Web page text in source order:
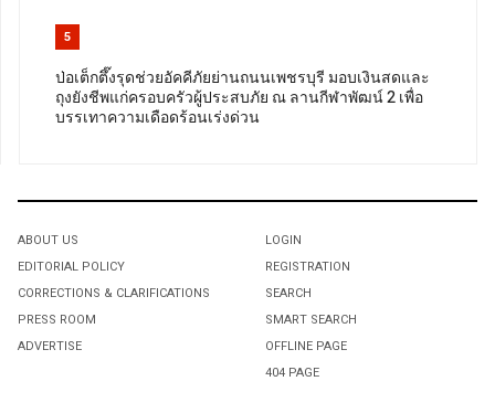
5
ป่อเต็กตึ๊งรุดช่วยอัคคีภัยย่านถนนเพชรบุรี มอบเงินสดและ
ถุงยังชีพแก่ครอบครัวผู้ประสบภัย ณ ลานกีฬาพัฒน์ 2 เพื่อ
บรรเทาความเดือดร้อนเร่งด่วน
ABOUT US
EDITORIAL POLICY
CORRECTIONS & CLARIFICATIONS
PRESS ROOM
ADVERTISE
LOGIN
REGISTRATION
SEARCH
SMART SEARCH
OFFLINE PAGE
404 PAGE